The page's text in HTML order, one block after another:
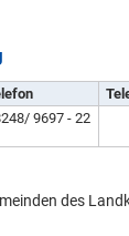
9697 - 22
des